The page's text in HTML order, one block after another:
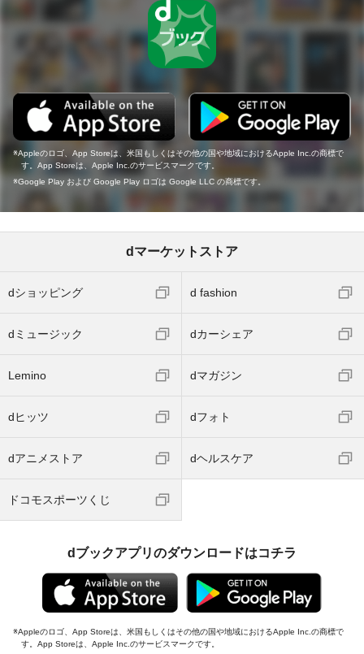
Appleのロゴ、App Storeは、米国もしくはその他の国や地域におけるApple Inc.の商標で
す。App Storeは、Apple Inc.のサービスマークです。
Google Play および Google Play ロゴは Google LLC の商標です。
dマーケットストア
dショッピング d fashion
dミュージック dカーシェア
Lemino dマガジン
dヒッツ dフォト
dアニメストア dヘルスケア
ドコモスポーツくじ
dブックアプリのダウンロードはコチラ
Appleのロゴ、App Storeは、米国もしくはその他の国や地域におけるApple Inc.の商標で
す。App Storeは、Apple Inc.のサービスマークです。